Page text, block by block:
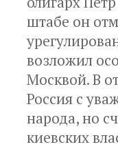
штабе он
возложил
Москвой. В
Россия с
народа, но
киевских